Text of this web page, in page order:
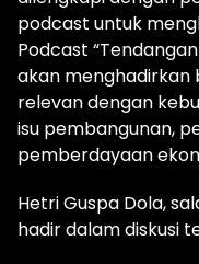
podcast untuk
Podcast
akan menghadirkan
relevan dengan
isu pembangunan,
pemberdayaan
Hetri Guspa Dola,
hadir dalam diskusi